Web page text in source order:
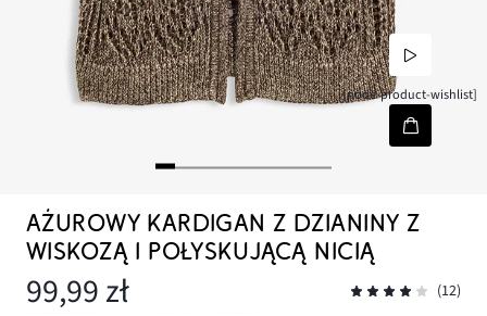
[node-product-wishlist]
AŻUROWY KARDIGAN Z DZIANINY Z
WISKOZĄ I POŁYSKUJĄCĄ NICIĄ
99,99 zł (12)